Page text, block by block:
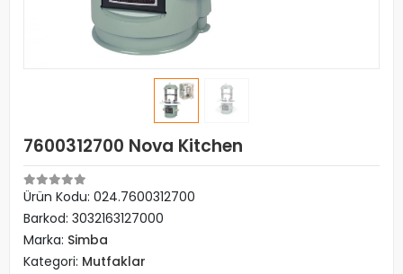
7600312700 Nova Kitchen
Ürün Kodu: 024.7600312700
Barkod: 3032163127000
Marka: Simba
Kategori: Mutfaklar